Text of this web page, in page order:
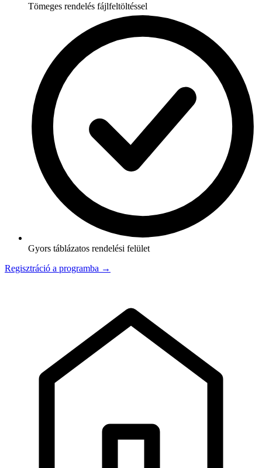
Tömeges rendelés fájlfeltöltéssel
Gyors táblázatos rendelési felület
Regisztráció a programba →